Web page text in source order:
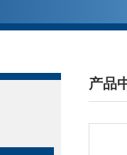
产品
/